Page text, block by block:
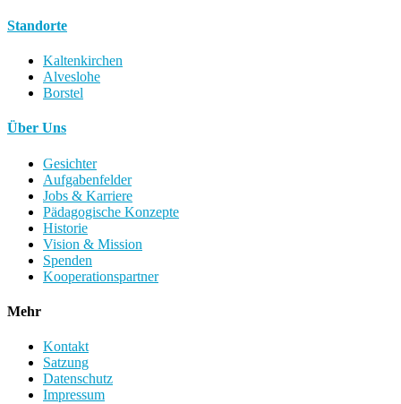
Standorte
Kaltenkirchen
Alveslohe
Borstel
Über Uns
Gesichter
Aufgabenfelder
Jobs & Karriere
Pädagogische Konzepte
Historie
Vision & Mission
Spenden
Kooperationspartner
Mehr
Kontakt
Satzung
Datenschutz
Impressum